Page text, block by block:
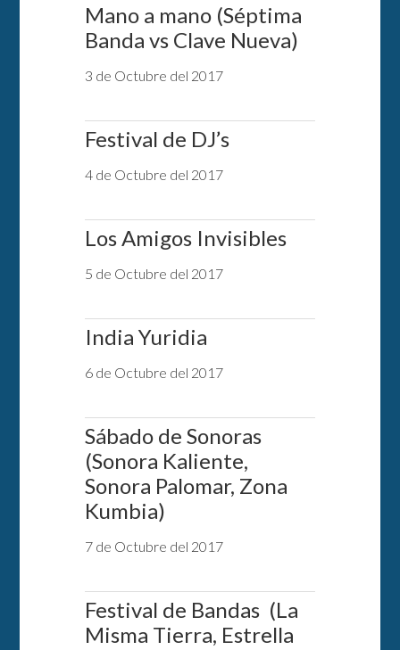
Mano a mano (Séptima
Banda vs Clave Nueva)
3 de Octubre del 2017
Festival de DJ’s
4 de Octubre del 2017
Los Amigos Invisibles
5 de Octubre del 2017
India Yuridia
6 de Octubre del 2017
Sábado de Sonoras
(Sonora Kaliente,
Sonora Palomar, Zona
Kumbia)
7 de Octubre del 2017
Festival de Bandas (La
Misma Tierra, Estrella